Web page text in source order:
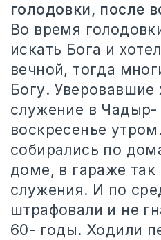
голодовки, после
Во время
искать Бога и
вечной, тогда
Богу. Уверовавшие
служение в
воскресенье
собирались по
доме, в гараже
служения. И по
штрафовали и не
60- годы. Ходили